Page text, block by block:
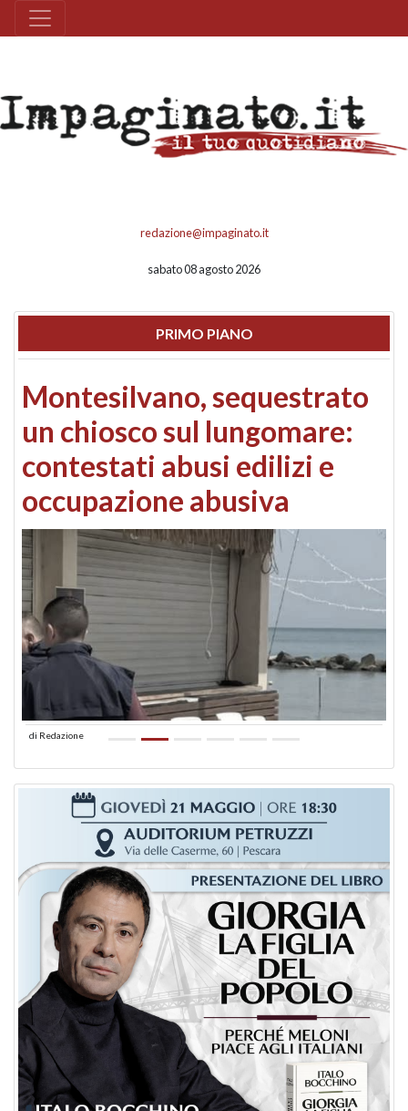
redazione@impaginato.it
sabato 08 agosto 2026
PRIMO PIANO
Montesilvano, sequestrato
un chiosco sul lungomare:
contestati abusi edilizi e
occupazione abusiva
di Redazione